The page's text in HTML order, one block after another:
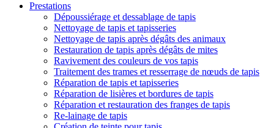
Prestations
Dépoussiérage et dessablage de tapis
Nettoyage de tapis et tapisseries
Nettoyage de tapis après dégâts des animaux
Restauration de tapis après dégâts de mites
Ravivement des couleurs de vos tapis
Traitement des trames et resserrage de nœuds de tapis
Réparation de tapis et tapisseries
Réparation de lisières et bordures de tapis
Réparation et restauration des franges de tapis
Re-lainage de tapis